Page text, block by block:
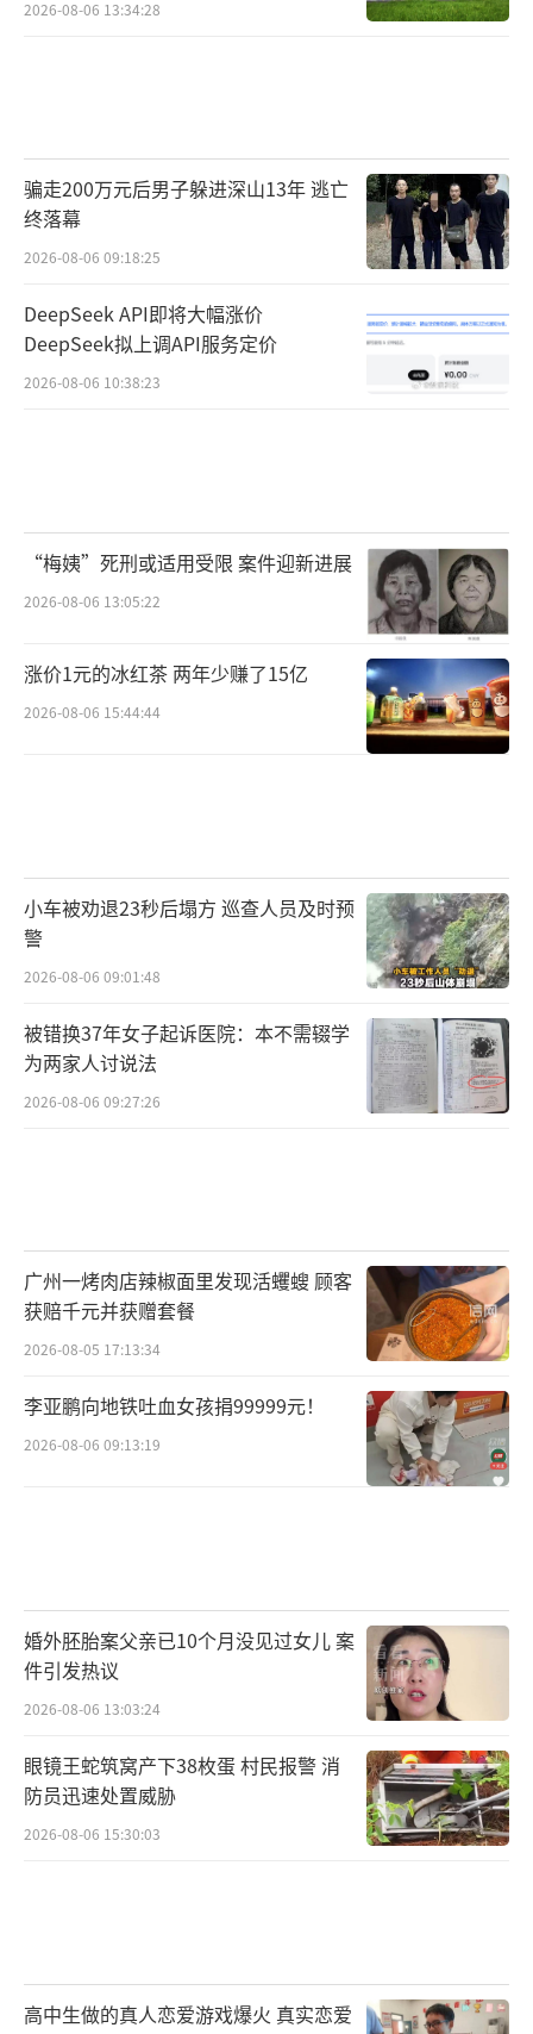
2026-08-06 13:34:28
骗走200万元后男子躲进深山13年 逃亡
终落幕
2026-08-06 09:18:25
DeepSeek API即将大幅涨价
DeepSeek拟上调API服务定价
2026-08-06 10:38:23
“梅姨”死刑或适用受限 案件迎新进展
2026-08-06 13:05:22
涨价1元的冰红茶 两年少赚了15亿
2026-08-06 15:44:44
小车被劝退23秒后塌方 巡查人员及时预
警
2026-08-06 09:01:48
被错换37年女子起诉医院：本不需辍学
为两家人讨说法
2026-08-06 09:27:26
广州一烤肉店辣椒面里发现活蠼螋 顾客
获赔千元并获赠套餐
2026-08-05 17:13:34
李亚鹏向地铁吐血女孩捐99999元！
2026-08-06 09:13:19
婚外胚胎案父亲已10个月没见过女儿 案
件引发热议
2026-08-06 13:03:24
眼镜王蛇筑窝产下38枚蛋 村民报警 消
防员迅速处置威胁
2026-08-06 15:30:03
高中生做的真人恋爱游戏爆火 真实恋爱